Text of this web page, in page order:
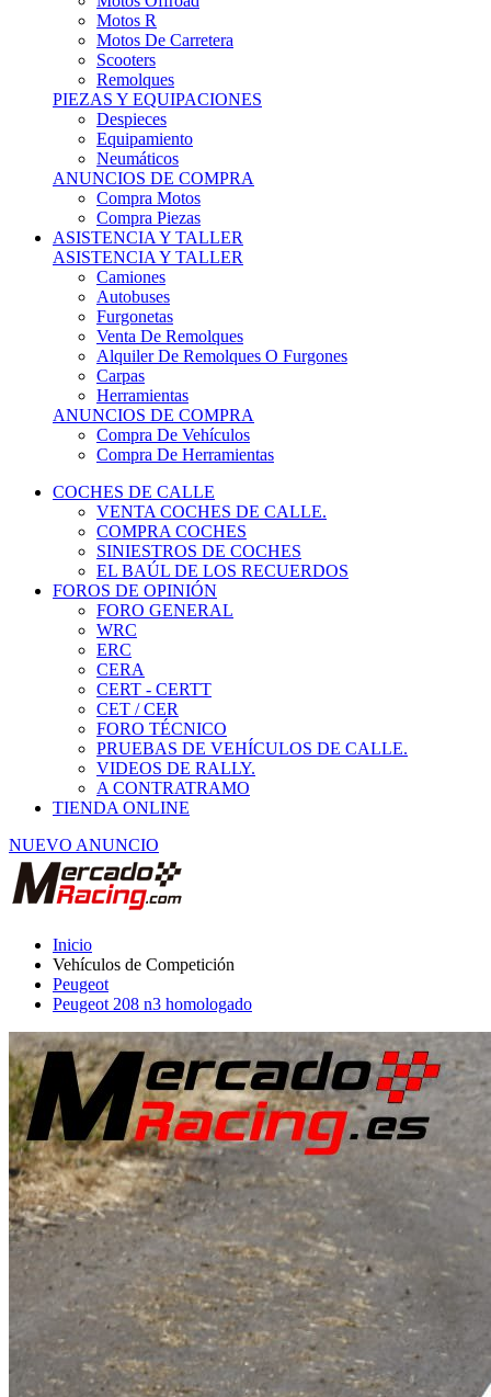
Motos R
Motos De Carretera
Scooters
Remolques
PIEZAS Y EQUIPACIONES
Despieces
Equipamiento
Neumáticos
ANUNCIOS DE COMPRA
Compra Motos
Compra Piezas
ASISTENCIA Y TALLER
ASISTENCIA Y TALLER
Camiones
Autobuses
Furgonetas
Venta De Remolques
Alquiler De Remolques O Furgones
Carpas
Herramientas
ANUNCIOS DE COMPRA
Compra De Vehículos
Compra De Herramientas
COCHES DE CALLE
VENTA COCHES DE CALLE.
COMPRA COCHES
SINIESTROS DE COCHES
EL BAÚL DE LOS RECUERDOS
FOROS DE OPINIÓN
FORO GENERAL
WRC
ERC
CERA
CERT - CERTT
CET / CER
FORO TÉCNICO
PRUEBAS DE VEHÍCULOS DE CALLE.
VIDEOS DE RALLY.
A CONTRATRAMO
TIENDA ONLINE
NUEVO ANUNCIO
Inicio
Vehículos de Competición
Peugeot
Peugeot 208 n3 homologado